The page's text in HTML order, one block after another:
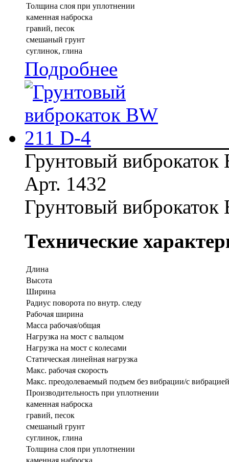
Толщина слоя при уплотнении
каменная наброска
гравий, песок
смешаный грунт
суглинок, глина
Подробнее
Грунтовый
Арт. 1432
Грунтовый
Технические
Длина
Высота
Ширина
Радиус поворота по внутр. следу
Рабочая ширина
Масса рабочая/общая
Нагрузка на мост с вальцом
Нагрузка на мост с колесами
Статическая линейная нагрузка
Макс. рабочая скорость
Макс. преодолеваемый подъем без вибрации/с вибрацией
Производительность при уплотнении
каменная наброска
гравий, песок
смешаный грунт
суглинок, глина
Толщина слоя при уплотнении
каменная наброска